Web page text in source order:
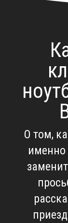
О том,
именно